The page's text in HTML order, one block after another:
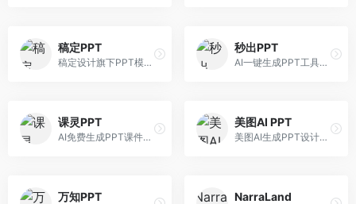
稿定PPT
稿定设计旗下PPT模板资源库，整合AI生成功能。面向设计师和职场人士，提供海量PPT模板、AI内容生成等服务，模板质量高。
秒出PPT
AI一键生成PPT工具，专注于快速演示文稿制作。面向职场人士，支持主题输入、内容生成、模板套用等功能，PPT生成速度快，适合紧急制作场景。
课灵PPT
AI免费生成PPT课件平台，专注于教育场景。面向教师和教育工作者，提供课件生成、教学设计、模板选择等服务，教育适配性强。
美图AI PPT
美图AI生成PPT设计工具，整合图像处理能力。面向设计师和职场人士，提供PPT生成、图片美化、设计优化等服务，视觉设计美观。
万知PPT NarraLand